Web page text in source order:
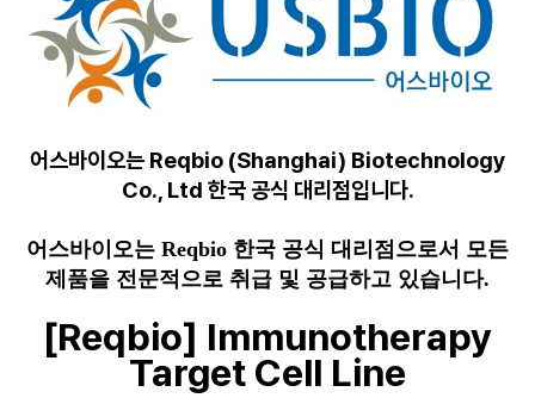
어스바이오는 Reqbio (Shanghai) Biotechnology
Co., Ltd 한국 공식 대리점입니다.
어스바이오는 Reqbio 한국 공식 대리점으로서 모든
제품을 전문적으로 취급 및 공급하고 있습니다.
[Reqbio] Immunotherapy
Target Cell Line